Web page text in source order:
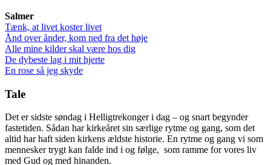
Salmer
Tænk, at livet koster livet
Ånd over ånder, kom ned fra det høje
Alle mine kilder skal være hos dig
De dybeste lag i mit hjerte
En rose så jeg skyde
Tale
Det er sidste søndag i Helligtrekonger i dag – og snart begynder
fastetiden. Sådan har kirkeåret sin særlige rytme og gang, som det
altid har haft siden kirkens ældste historie. En rytme og gang vi som
mennesker trygt kan falde ind i og følge, som ramme for vores liv
med Gud og med hinanden.